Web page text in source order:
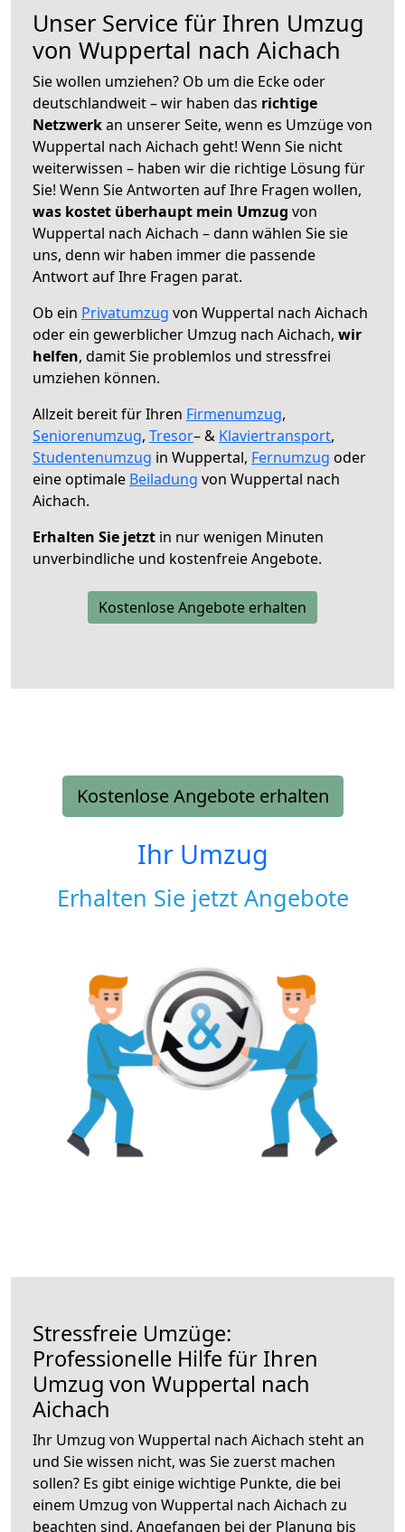
Unser Service für Ihren Umzug
von Wuppertal nach Aichach
Sie wollen umziehen? Ob um die Ecke oder
deutschlandweit – wir haben das richtige
Netzwerkan unserer Seite, wenn es Umzüge von
Wuppertal nach Aichach geht! Wenn Sie nicht
weiterwissen – haben wir die richtige Lösung für
Sie! Wenn Sie Antworten auf Ihre Fragen wollen,
was kostet überhaupt mein Umzug von
Wuppertal nach Aichach – dann wählen Sie sie
uns, denn wir haben immer die passende
Antwort auf Ihre Fragen parat.
Ob ein Privatumzug von Wuppertal nach Aichach
oder ein gewerblicher Umzug nach Aichach, wir
helfen, damit Sie problemlos und stressfrei
umziehen können.
Allzeit bereit für Ihren Firmenumzug,
Seniorenumzug, Tresor– & Klaviertransport,
Studentenumzug in Wuppertal, Fernumzug oder
eine optimale Beiladung von Wuppertal nach
Aichach.
Erhalten Sie jetzt in nur wenigen Minuten
unverbindliche und kostenfreie Angebote.
Kostenlose Angebote erhalten
Kostenlose Angebote erhalten
Ihr Umzug
Erhalten Sie jetzt Angebote
Stressfreie Umzüge:
Professionelle Hilfe für Ihren
Umzug von Wuppertal nach
Aichach
Ihr Umzug von Wuppertal nach Aichach steht an
und Sie wissen nicht, was Sie zuerst machen
sollen? Es gibt einige wichtige Punkte, die bei
einem Umzug von Wuppertal nach Aichach zu
beachten sind. Angefangen bei der Planung bis